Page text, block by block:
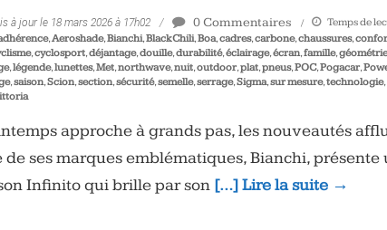
à jour le 18 mars 2026 à 17h02 0 Commentaires Temps de
,Aeroshade,Bianchi,BlackChili,Boa,cadres,carbone,chaussures,
,cyclosport,déjantage,douille,durabilité,éclairage,écran,famille,géométrie
,légende,lunettes,Met,northwave,nuit,outdoor,plat,pneus,POC,Pogacar,
,saison,Scion,section,sécurité,semelle,serrage,Sigma,sur mesure,technologie,
approche à grands pas, les nouveautés
de ses marques emblématiques, Bianchi,
Infinito qui brille par son […] Lire la suite →